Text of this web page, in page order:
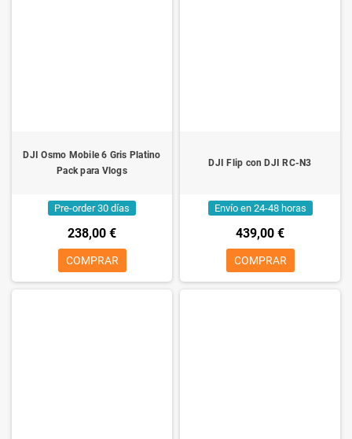
DJI Osmo Mobile 6 Gris Platino
Pack para Vlogs
Pre-order 30 días
238,00 €
COMPRAR
DJI Flip con DJI RC-N3
Envío en 24-48 horas
439,00 €
COMPRAR